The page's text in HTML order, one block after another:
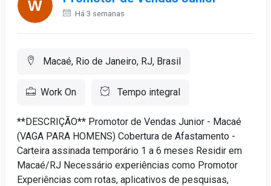
Há 3 semanas
Macaé, Rio de Janeiro, RJ, Brasil
Work On Tempo integral
**DESCRIÇÃO** Promotor de Vendas Junior - Macaé
(VAGA PARA HOMENS) Cobertura de Afastamento -
Carteira assinada temporário 1 a 6 meses Residir em
Macaé/RJ Necessário experiências como Promotor
Experiências com rotas, aplicativos de pesquisas,